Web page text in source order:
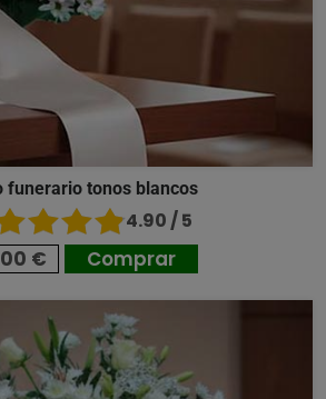
funerario tonos blancos
4.90 / 5
€ Comprar